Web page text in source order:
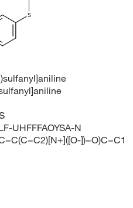
S
UHFFFAOYSA-N
])=O)C=C1